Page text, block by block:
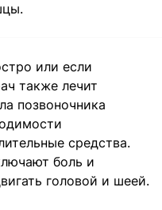
или если
также лечит
позвоночника
средства.
боль и
головой и шеей.